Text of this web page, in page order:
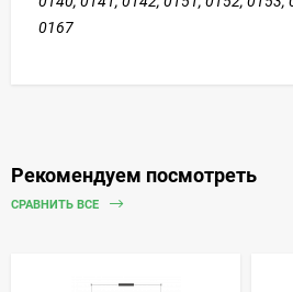
0167
Рекомендуем посмотреть
СРАВНИТЬ ВСЕ